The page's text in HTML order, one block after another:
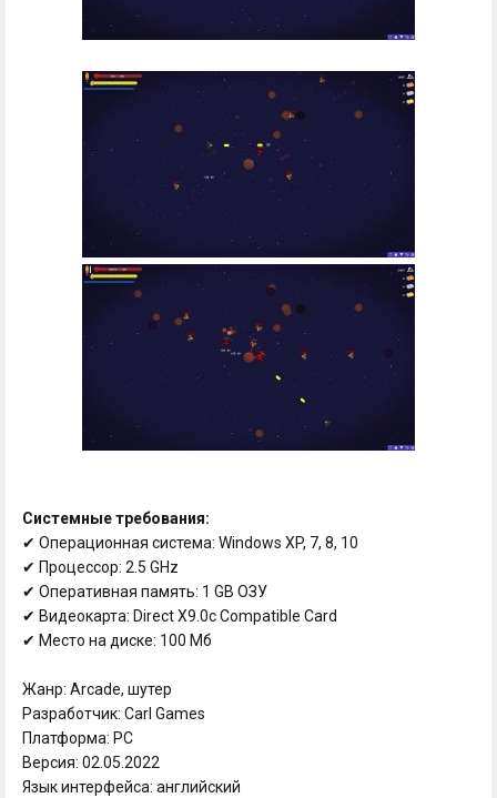
Системные требования:
✔ Операционная система: Windows XP, 7, 8, 10
✔ Процессор: 2.5 GHz
✔ Оперативная память: 1 GB ОЗУ
✔ Видеокарта: Direct X9.0c Compatible Card
✔ Место на диске: 100 Мб
Жанр: Arcade, шутер
Разработчик: Carl Games
Платформа: PC
Версия: 02.05.2022
Язык интерфейса: английский